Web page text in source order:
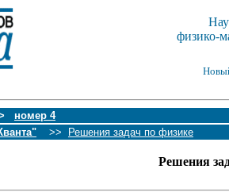
физико-
номер 4
>> Решения задач по физике
Решения